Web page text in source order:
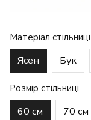
Матеріал стільниці
Ясен Бук
Розмір стільниці
60 см 70 см